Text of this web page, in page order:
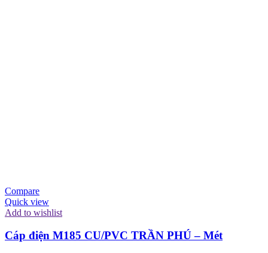
Compare
Quick view
Add to wishlist
Cáp điện M185 CU/PVC TRẦN PHÚ – Mét